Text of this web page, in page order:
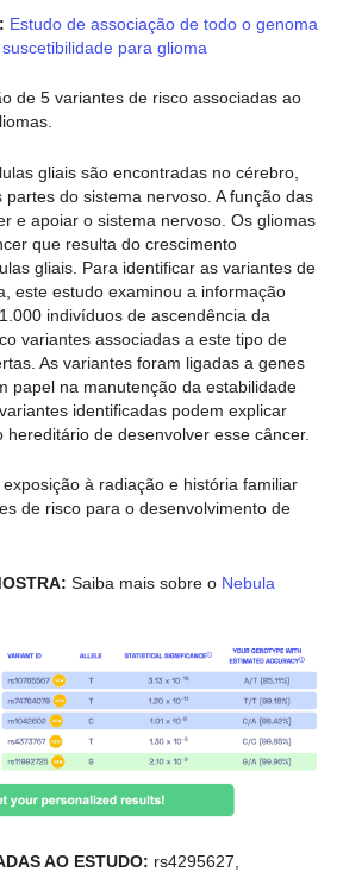
Estudo de associação de todo o genoma
para glioma
de 5 variantes de risco associadas ao
gliais são encontradas no cérebro,
do sistema nervoso. A função das
e apoiar o sistema nervoso. Os gliomas
que resulta do crescimento
gliais. Para identificar as variantes de
este estudo examinou a informação
indivíduos de ascendência da
variantes associadas a este tipo de
As variantes foram ligadas a genes
papel na manutenção da estabilidade
identificadas podem explicar
de desenvolver esse câncer.
exposição à radiação e história familiar
de risco para o desenvolvimento de
Saiba mais sobre o Nebula
AO ESTUDO: rs4295627,